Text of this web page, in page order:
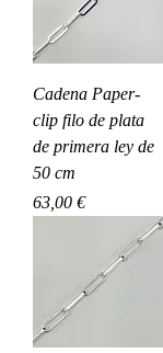
Cadena Paper-
clip filo de plata
de primera ley de
50 cm
Precio
63,00 €